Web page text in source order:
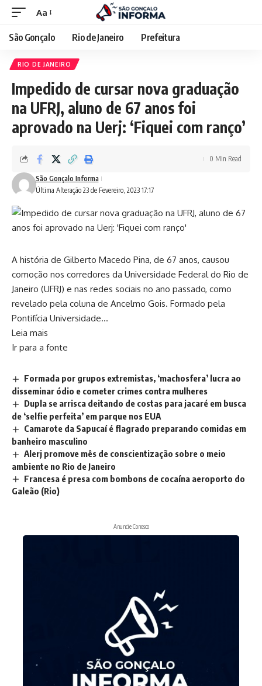
Aa
São Gonçalo Rio de Janeiro Prefeitura
RIO DE JANEIRO
Impedido de cursar nova graduação
na UFRJ, aluno de 67 anos foi
aprovado na Uerj: ‘Fiquei com ranço’
Última Alteração 23 de Fevereiro, 2023 17:17
São Gonçalo Informa
0 Min Read
A história de Gilberto Macedo Pina, de 67 anos, causou
comoção nos corredores da Universidade Federal do Rio de
Janeiro (UFRJ) e nas redes sociais no ano passado, como
revelado pela coluna de Ancelmo Gois. Formado pela
Pontifícia Universidade…
Leia mais
Ir para a fonte
Formada por grupos extremistas, ‘machosfera’ lucra ao
disseminar ódio e cometer crimes contra mulheres
Dupla se arrisca deitando de costas para jacaré em busca
de ‘selfie perfeita’ em parque nos EUA
Camarote da Sapucaí é flagrado preparando comidas em
banheiro masculino
Alerj promove mês de conscientização sobre o meio
ambiente no Rio de Janeiro
Francesa é presa com bombons de cocaína aeroporto do
Galeão (Rio)
Anuncie Conosco